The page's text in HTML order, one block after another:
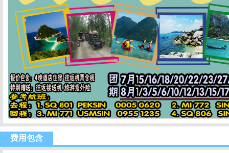
费用包含